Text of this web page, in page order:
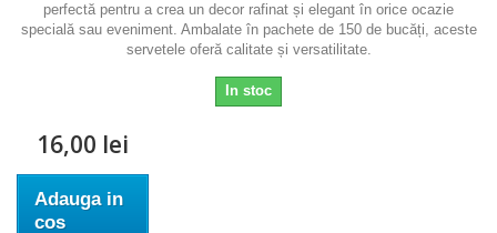
perfectă pentru a crea un decor rafinat și elegant în orice ocazie
specială sau eveniment. Ambalate în pachete de 150 de bucăți, aceste
servetele oferă calitate și versatilitate.
In stoc
16,00 lei
Adauga in
cos